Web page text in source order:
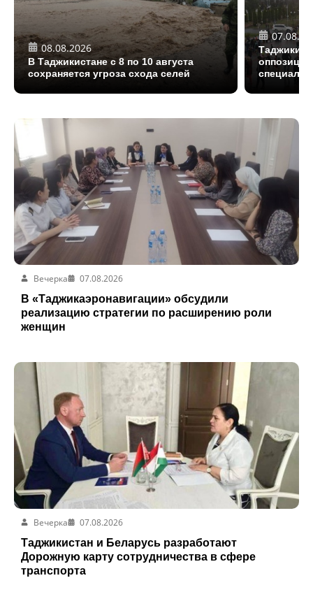
08.08.2026
В Таджикистане с 8 по 10 августа
сохраняется угроза схода селей
Вечерка
07.08.2026
В «Таджикаэронавигации» обсудили
реализацию стратегии по расширению роли
женщин
Вечерка
07.08.2026
Таджикистан и Беларусь разработают
Дорожную карту сотрудничества в сфере
транспорта